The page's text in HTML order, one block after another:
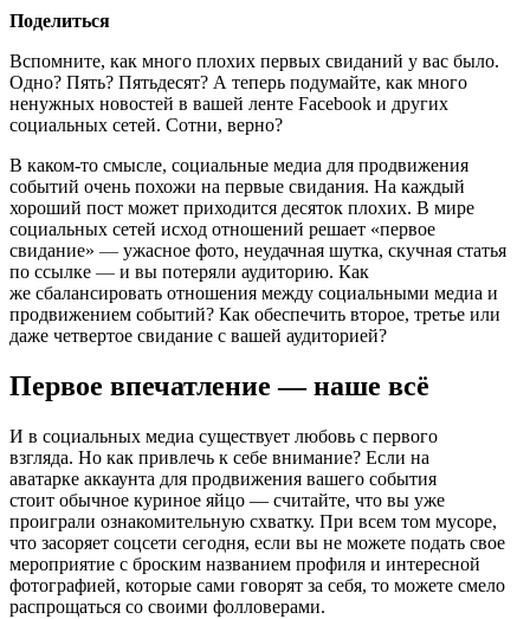
Поделиться
Вспомните, как много плохих первых свиданий у вас было.
Одно? Пять? Пятьдесят? А теперь подумайте, как много
ненужных новостей в вашей ленте Facebook и других
социальных сетей. Сотни, верно?
В каком-то смысле, социальные медиа для продвижения
событий очень похожи на первые свидания. На каждый
хороший пост может приходится десяток плохих. В мире
социальных сетей исход отношений решает «первое
свидание» — ужасное фото, неудачная шутка, скучная статья
по ссылке — и вы потеряли аудиторию. Как
же сбалансировать отношения между социальными медиа и
продвижением событий? Как обеспечить второе, третье или
даже четвертое свидание с вашей аудиторией?
Первое впечатление — наше всё
И в социальных медиа существует любовь с первого
взгляда. Но как привлечь к себе внимание? Если на
аватарке аккаунта для продвижения вашего события
стоит обычное куриное яйцо — считайте, что вы уже
проиграли ознакомительную схватку. При всем том мусоре,
что засоряет соцсети сегодня, если вы не можете подать свое
мероприятие с броским названием профиля и интересной
фотографией, которые сами говорят за себя, то можете смело
распрощаться со своими фолловерами.